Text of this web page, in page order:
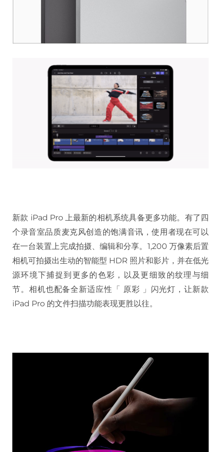
新款 iPad Pro 上最新的相机系统具备更多功能。有了四
个录音室品质麦克风创造的饱满音讯，使用者现在可以
在一台装置上完成拍摄、编辑和分享。1,200 万像素后置
相机可拍摄出生动的智能型 HDR 照片和影片，并在低光
源环境下捕捉到更多的色彩，以及更细致的纹理与细
节。相机也配备全新适应性「 原彩 」闪光灯，让新款
iPad Pro 的文件扫描功能表现更胜以往。